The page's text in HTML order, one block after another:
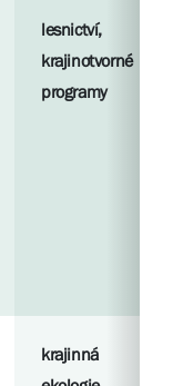
lesnictví,
krajinotvorné
programy
krajinná